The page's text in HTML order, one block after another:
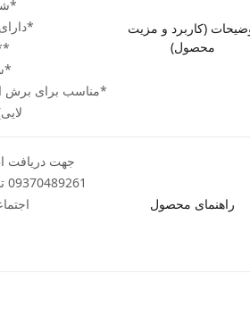
(کاربرد و مزیت
محصول)
*مناسب برای برش
راهنمای محصول
جهت دریافت